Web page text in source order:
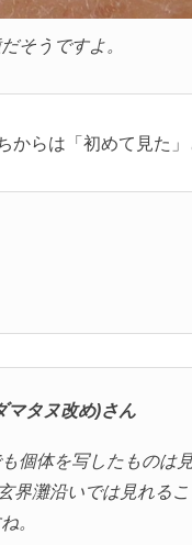
そうですよ。
らは「初めて見た」
マタヌ改め)さん
個体を写したものは
界灘沿いでは見れるこ
。